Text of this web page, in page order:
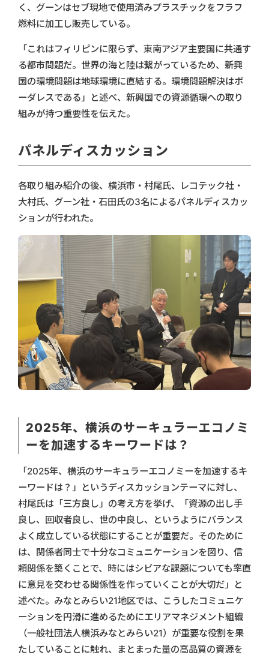
く、グーンはセブ現地で使用済みプラスチックをフラフ
燃料に加工し販売している。
「これはフィリピンに限らず、東南アジア主要国に共通す
る都市問題だ。世界の海と陸は繋がっているため、新興
国の環境問題は地球環境に直結する。環境問題解決はボ
ーダレスである」と述べ、新興国での資源循環への取り
組みが持つ重要性を伝えた。
パネルディスカッション
各取り組み紹介の後、横浜市・村尾氏、レコテック社・
大村氏、グーン社・石田氏の3名によるパネルディスカッ
ションが行われた。
2025年、横浜のサーキュラーエコノミ
ーを加速するキーワードは？
「2025年、横浜のサーキュラーエコノミーを加速するキ
ーワードは？」というディスカッションテーマに対し、
村尾氏は「三方良し」の考え方を挙げ、「資源の出し手
良し、回収者良し、世の中良し、というようにバランス
よく成立している状態にすることが重要だ。そのために
は、関係者同士で十分なコミュニケーションを図り、信
頼関係を築くことで、時にはシビアな課題についても率直
に意見を交わせる関係性を作っていくことが大切だ」と
述べた。みなとみらい21地区では、こうしたコミュニケ
ーションを円滑に進めるためにエリアマネジメント組織
（一般社団法人横浜みなとみらい21）が重要な役割を果
たしていることに触れ、まとまった量の高品質の資源を